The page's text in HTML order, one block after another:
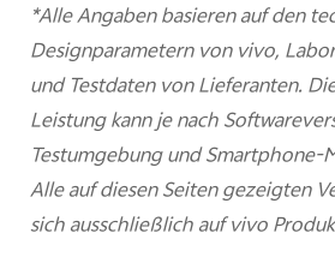
*Alle Angaben basieren auf den
Designparametern von vivo,
und Testdaten von Lieferanten.
Leistung kann je nach
Testumgebung und Smartphone-
Alle auf diesen Seiten gezeigten
sich ausschließlich auf vivo